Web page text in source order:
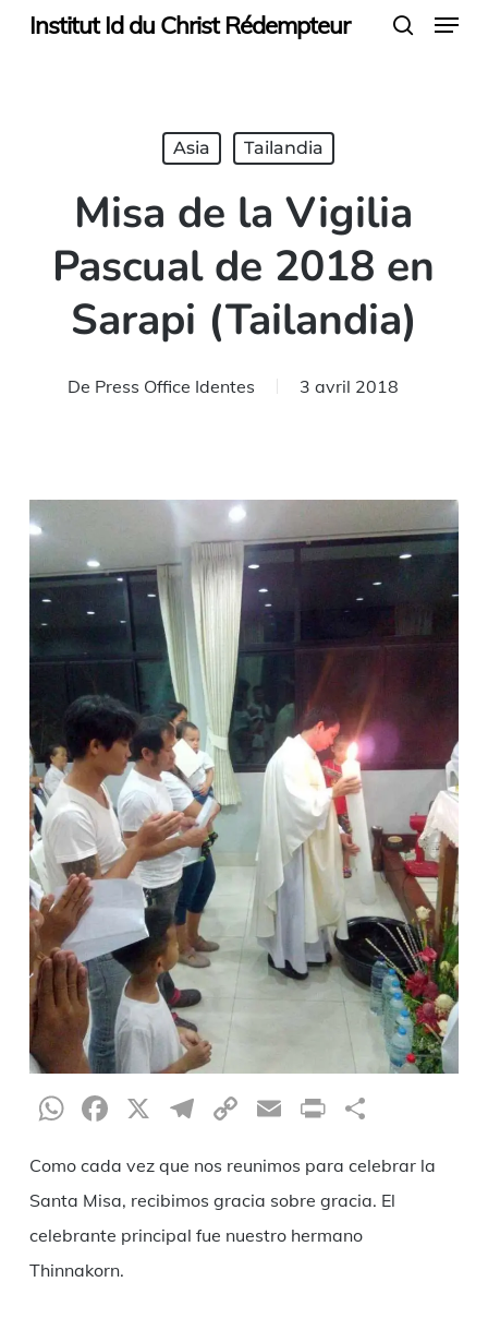
SkipInstitut Id du Christ Rédempteur Menu
Asia Tailandia
Misa de la Vigilia
Pascual de 2018 en
Sarapi (Tailandia)
De Press Office Identes 3 avril 2018
WhatsApp
Facebook
X Telegram
CopyEmailPrint
Como cada vez que nos reunimos para celebrar la
Santa Misa, recibimos gracia sobre gracia. El
celebrante principal fue nuestro hermano
Thinnakorn.